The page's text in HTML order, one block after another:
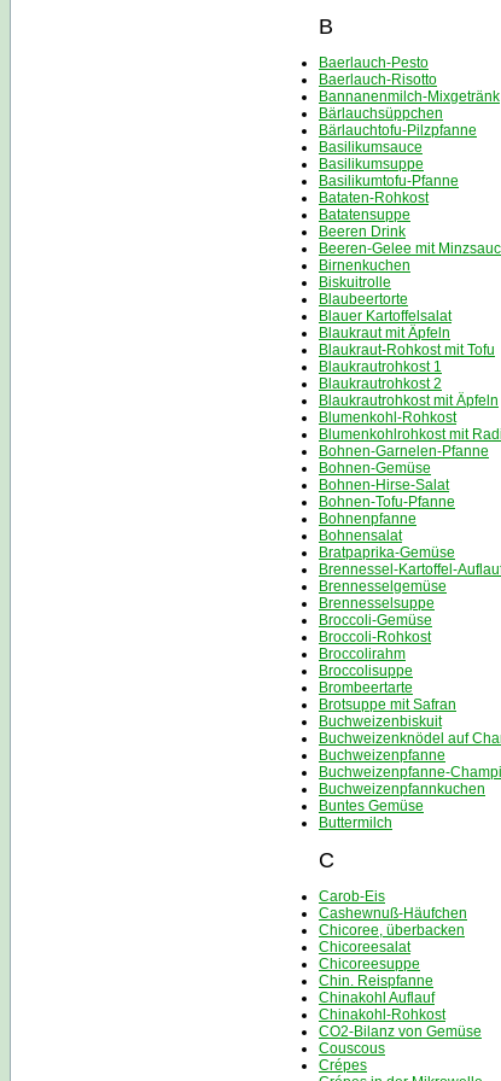
B
Baerlauch-Pesto
Baerlauch-Risotto
Bannanenmilch-Mixgetränk
Bärlauchsüppchen
Bärlauchtofu-Pilzpfanne
Basilikumsauce
Basilikumsuppe
Basilikumtofu-Pfanne
Bataten-Rohkost
Batatensuppe
Beeren Drink
Beeren-Gelee mit
Birnenkuchen
Biskuitrolle
Blaubeertorte
Blauer Kartoffelsalat
Blaukraut mit Äpfeln
Blaukraut-Rohkost mit Tofu
Blaukrautrohkost 1
Blaukrautrohkost 2
Blaukrautrohkost mit Äpfeln
Blumenkohl-Rohkost
Blumenkohlrohkost mit
Bohnen-Garnelen-Pfanne
Bohnen-Gemüse
Bohnen-Hirse-Salat
Bohnen-Tofu-Pfanne
Bohnenpfanne
Bohnensalat
Bratpaprika-Gemüse
Brennessel-Kartoffel-
Brennesselgemüse
Brennesselsuppe
Broccoli-Gemüse
Broccoli-Rohkost
Broccolirahm
Broccolisuppe
Brombeertarte
Brotsuppe mit Safran
Buchweizenbiskuit
Buchweizenknödel auf
Buchweizenpfanne
Buchweizenpfanne-
Buchweizenpfannkuchen
Buntes Gemüse
Buttermilch
C
Carob-Eis
Cashewnuß-Häufchen
Chicoree, überbacken
Chicoreesalat
Chicoreesuppe
Chin. Reispfanne
Chinakohl Auflauf
Chinakohl-Rohkost
CO2-Bilanz von Gemüse
Couscous
Crépes